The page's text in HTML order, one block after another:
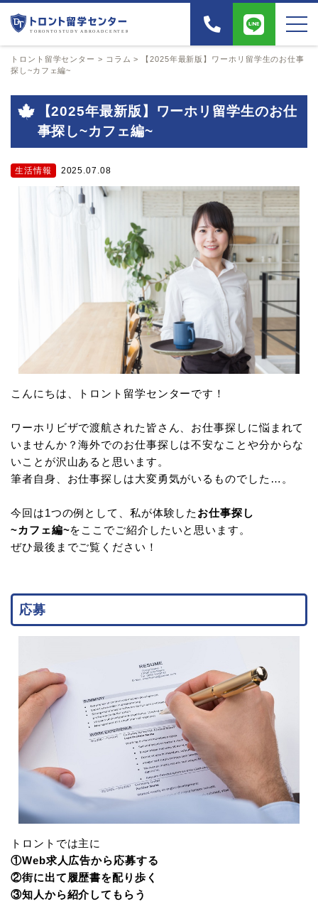
トロント留学センター > コラム >
【2025年最新版】ワーホリ留学生のお仕事
探し~カフェ編~
【2025年最新版】ワーホリ留学生のお仕
事探し~カフェ編~
生活情報 2025.07.08
こんにちは、トロント留学センターです！
ワーホリビザで渡航された皆さん、お仕事探しに悩まれて
いませんか？海外でのお仕事探しは不安なことや分からな
いことが沢山あると思います。
筆者自身、お仕事探しは大変勇気がいるものでした…。
今回は1つの例として、私が体験した お仕事探し
~カフェ編~をここでご紹介したいと思います。
ぜひ最後までご覧ください！
応募
トロントでは主に
①Web求人広告から応募する
②街に出て履歴書を配り歩く
③知人から紹介してもらう